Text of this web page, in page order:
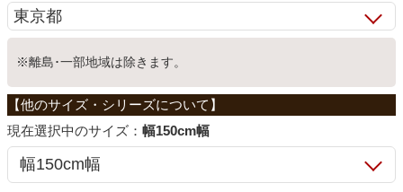
こたつ
※離島･一部地域は除きます。
サイズ： 幅150cm幅